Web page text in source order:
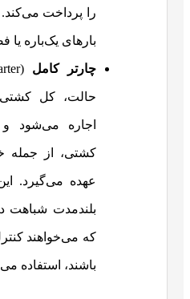
را پرداخت
بارهای یک‌باره
چارتر کامل
حالت، کل
اجاره می‌شود
کشتی، از جمله
عهده می‌گیرد.
بلندمدت شباهت
که می‌خواهند
باشند، استفاده